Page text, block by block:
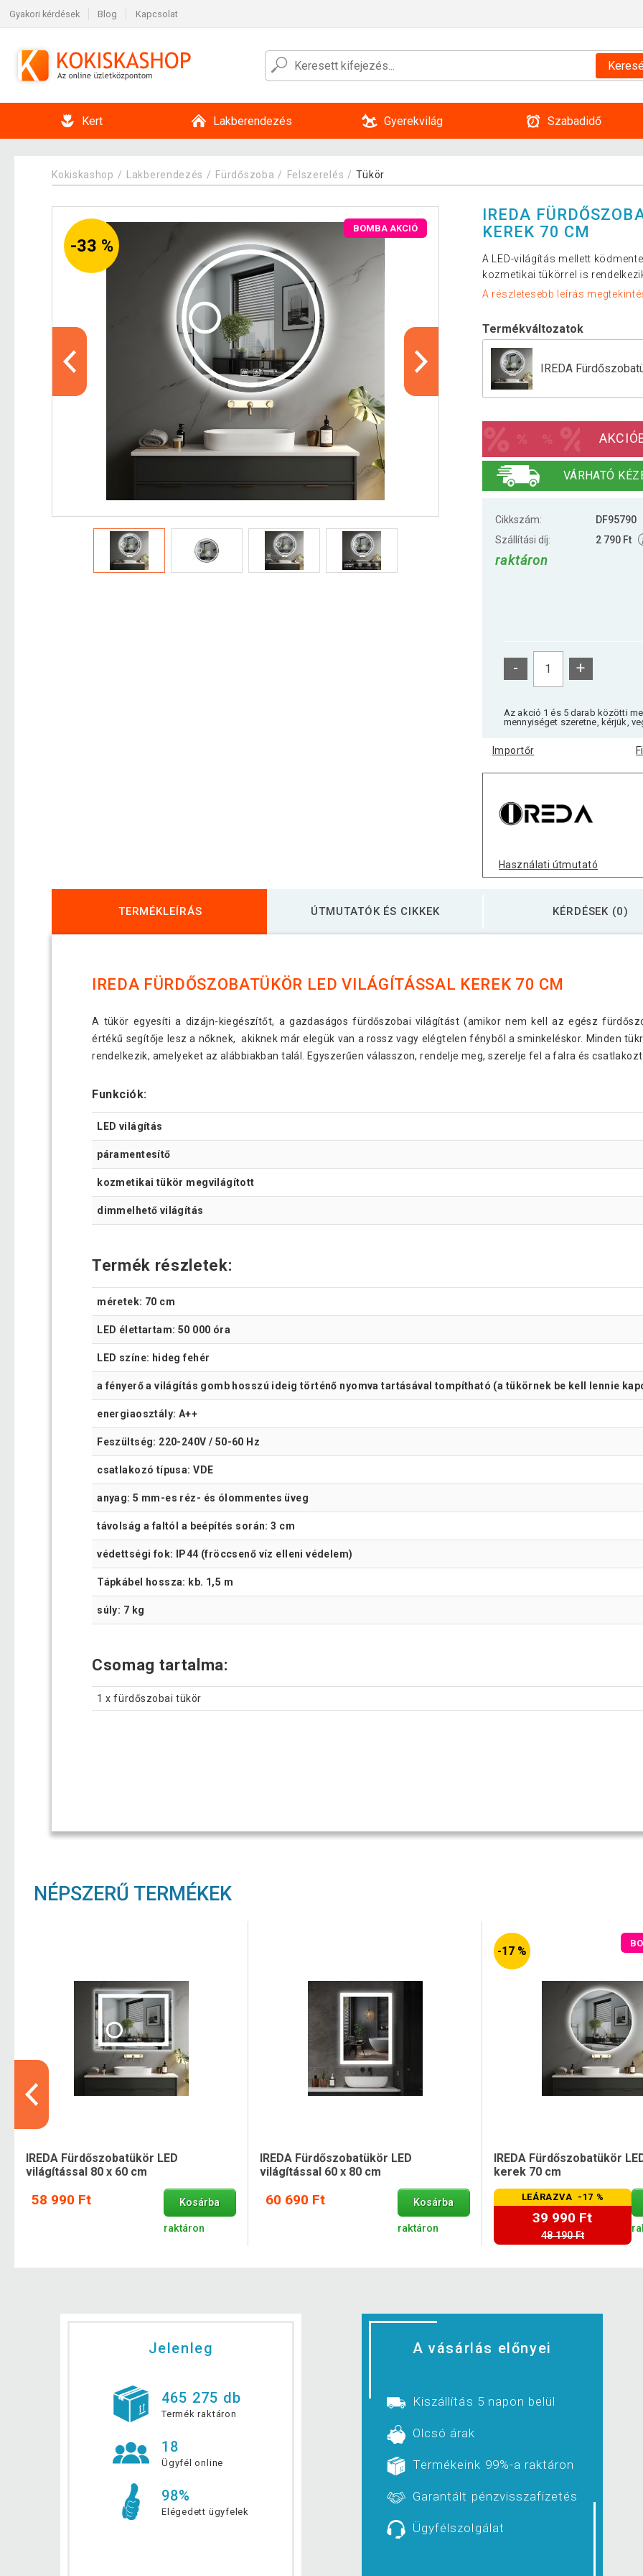
Gyakori kérdések Blog Kapcsolat
Kert Lakberendezés Gyerekvilág Szabadidő
Kokiskashop Lakberendezés Fürdőszoba Felszerelés Tükör
-33 %
BOMBA AKCIÓ
IREDA
KEREK 70 CM
A LED-világítás mellett
kozmetikai tükörrel is
A részletesebb leírás
Termékváltozatok
IREDA
VÁRHATÓ
Cikkszám:
DF95790
Szállítási díj:
2 790 Ft
raktáron
- +
Az akció 1 és 5 darab közötti
mennyiséget szeretne, kérjük,
Importőr
Használati útmutató
TERMÉKLEÍRÁS ÚTMUTATÓK ÉS CIKKEK KÉRDÉSEK (0)
IREDA FÜRDŐSZOBATÜKÖR LED VILÁGÍTÁSSAL KEREK 70 CM
A tükör egyesíti a dizájn-kiegészítőt, a gazdaságos fürdőszobai világítást (amikor nem kell az egész
értékű segítője lesz a nőknek, akiknek már elegük van a rossz vagy elégtelen fényből a sminkeléskor. Minden
rendelkezik, amelyeket az alábbiakban talál. Egyszerűen válasszon, rendelje meg, szerelje fel a falra és
Funkciók:
LED világítás
páramentesítő
kozmetikai tükör megvilágított
dimmelhető világítás
Termék részletek:
méretek: 70 cm
LED élettartam: 50 000 óra
LED színe: hideg fehér
a fényerő a világítás gomb hosszú ideig történő nyomva tartásával tompítható (a tükörnek be kell lennie
energiaosztály: A++
Feszültség: 220-240V / 50-60 Hz
csatlakozó típusa: VDE
anyag: 5 mm-es réz- és ólommentes üveg
távolság a faltól a beépítés során: 3 cm
védettségi fok: IP44 (fröccsenő víz elleni védelem)
Tápkábel hossza: kb. 1,5 m
súly: 7 kg
Csomag tartalma:
1 x fürdőszobai tükör
NÉPSZERŰ TERMÉKEK
IREDA Fürdőszobatükör LED
világítással 80 x 60 cm
58 990 Ft Kosárba
raktáron
IREDA Fürdőszobatükör LED
világítással 60 x 80 cm
60 690 Ft Kosárba
raktáron
-17 %
IREDA Fürdőszobatükör
kerek 70 cm
LEÁRAZVA -17 %
39 990 Ft
48 190 Ft
Jelenleg
465 275 db
Termék raktáron
18
Ügyfél online
98%
Elégedett ügyfelek
A vásárlás előnyei
Kiszállítás 5 napon belül
Olcsó árak
Termékeink 99%-a raktáron
Garantált pénzvisszafizetés
Ügyfélszolgálat